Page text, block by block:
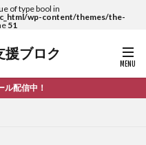
of type bool in
wp-content/themes/the-
51
援ブロク
信中！